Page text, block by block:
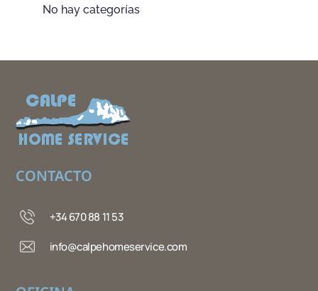
No hay categorías
CONTACTO
+34 670 88 11 53
info@calpehomeservice.com